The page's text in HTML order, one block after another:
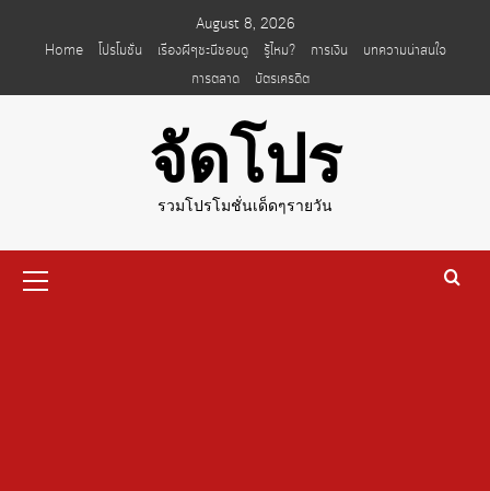
August 8, 2026
Home
โปรโมชั่น เรื่องผีๆชะนีชอบดู รู้ไหม? การเงิน
บทความน่าสนใจ
การตลาด
บัตรเครดิต
จัดโปร
รวมโปรโมชั่นเด็ดๆรายวัน
Menu